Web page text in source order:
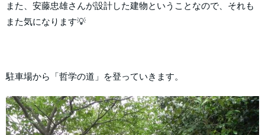
また、安藤忠雄さんが設計した建物ということなので、それも
また気になります💡
駐車場から「哲学の道」を登っていきます。